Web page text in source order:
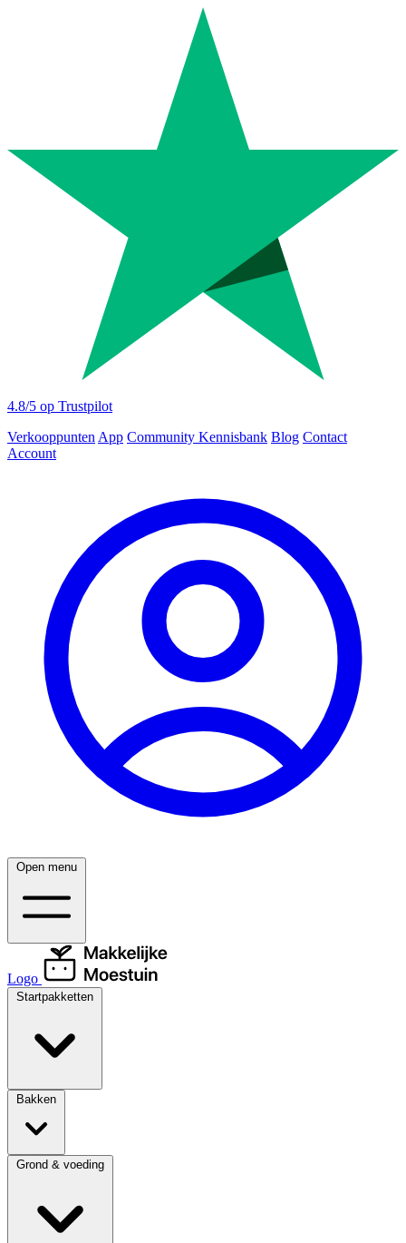
4.8/5 op Trustpilot
Verkooppunten App Community Kennisbank Blog Contact
Account
Open menu
Logo
Startpakketten
Bakken
Grond & voeding